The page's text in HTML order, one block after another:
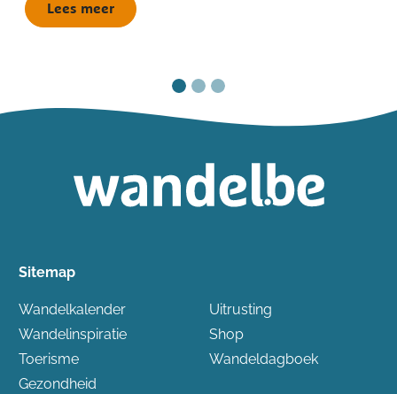
Lees meer
Sitemap
Wandelkalender
Wandelinspiratie
Toerisme
Gezondheid
Uitrusting
Shop
Wandeldagboek